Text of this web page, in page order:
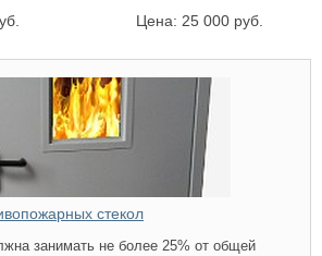
Цена: 25 000 руб.
стекол
занимать не более 25% от общей